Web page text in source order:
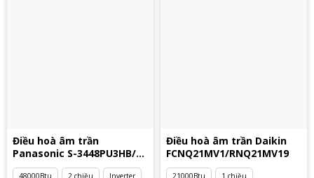
Điều hoà âm trần
Panasonic S-3448PU3HB/U-
48PZ3H5
48000Btu 2 chiều Inverter
Điều hoà âm trần Daikin
FCNQ21MV1/RNQ21MV19
21000Btu 1 chiều